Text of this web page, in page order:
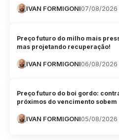
IVAN FORMIGONI07/08/2026
Preço futuro do milho mais
mas projetando recuperação!
IVAN FORMIGONI06/08/2026
Preço futuro do boi gordo:
próximos do vencimento sobem
IVAN FORMIGONI05/08/2026